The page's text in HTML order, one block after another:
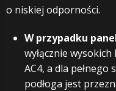
o niskiej odporności.
W przypadku
wyłącznie
AC4, a dla pełnego
podłoga jest